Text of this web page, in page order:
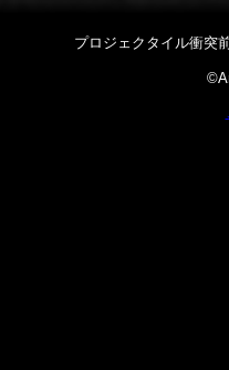
プロジェクタイル衝突